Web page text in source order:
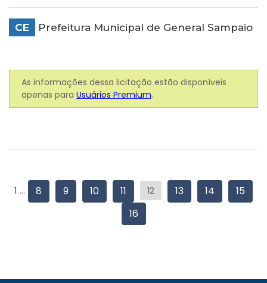
CE Prefeitura Municipal de General Sampaio
As informações dessa licitação estão disponíveis
apenas para Usuários Premium.
1 ... 8 9 10 11 12 13 14
15
16